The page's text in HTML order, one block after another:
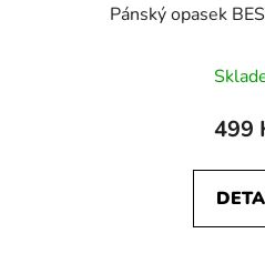
Pánský opasek
499